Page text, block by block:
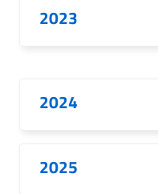
2023
2024
2025